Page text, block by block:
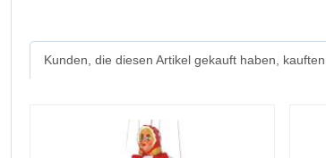
Kunden, die diesen Artikel gekauft haben,